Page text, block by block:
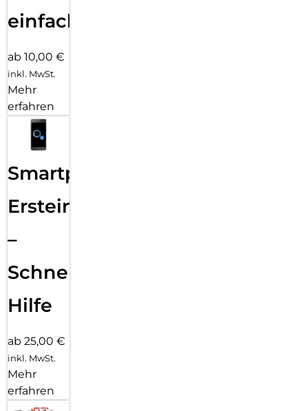
einfach
ab 10,00 €
inkl. MwSt.
Mehr
erfahren
Smartphone
Ersteinrichtung
–
Schnelle
Hilfe
ab 25,00 €
inkl. MwSt.
Mehr
erfahren